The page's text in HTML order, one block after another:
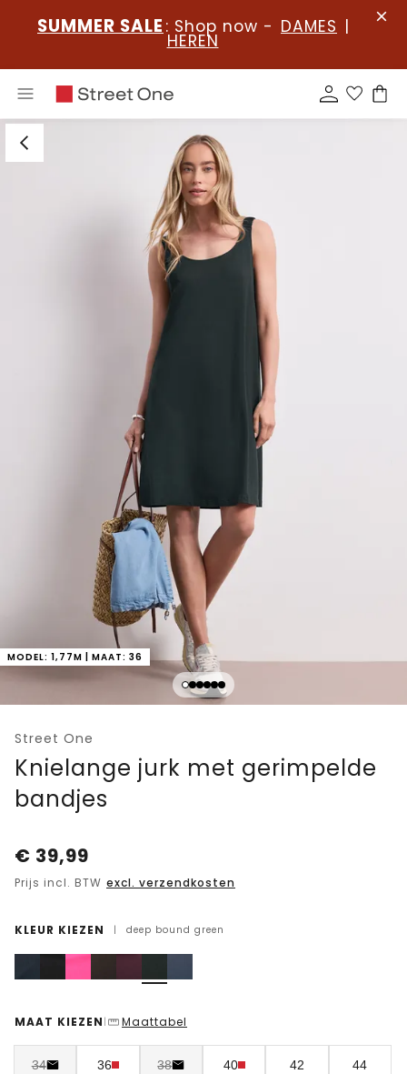
SUMMER SALE : Shop now - DAMES |
HEREN
MODEL: 1,77M | MAAT: 36
Street One
Knielange jurk met gerimpelde
bandjes
€ 39,99
Prijs incl. BTW excl. verzendkosten
KLEUR KIEZEN | deep bound green
MAAT KIEZEN | Maattabel
34 36 38 40 42 44